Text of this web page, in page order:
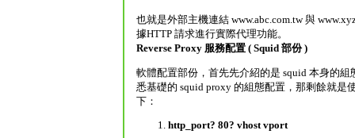
也就是外部主機連結 www.abc.com.tw 與
據HTTP 請求進行實際代理功能。
Reverse Proxy 服務配置 ( Squid 部份 )
軟體配置部份，首先先介紹的是 squid 本身的
悉基礎的 squid proxy 的組態配置，那剩餘就是
下：
http_port? 80? vhost vport